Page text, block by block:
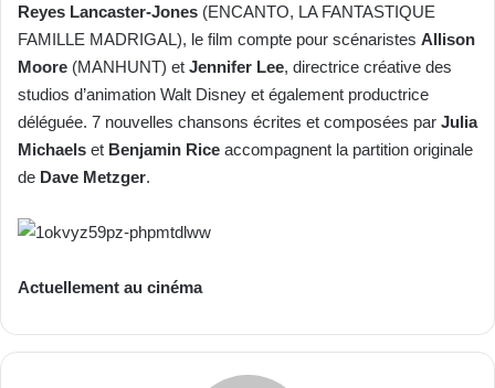
Reyes Lancaster-Jones (ENCANTO, LA FANTASTIQUE
FAMILLE MADRIGAL), le film compte pour scénaristes Allison
Moore (MANHUNT) et Jennifer Lee, directrice créative des
studios d’animation Walt Disney et également productrice
déléguée. 7 nouvelles chansons écrites et composées par Julia
Michaels et Benjamin Rice accompagnent la partition originale
de Dave Metzger.
Actuellement au cinéma